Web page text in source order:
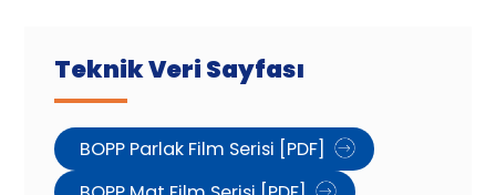
Teknik Veri Sayfası
BOPP Parlak Film Serisi [PDF]